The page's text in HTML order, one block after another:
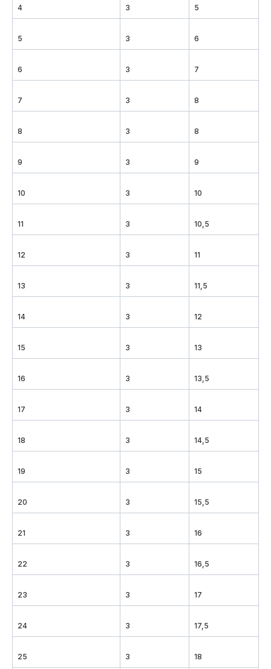
4 3 5
5 3 6
6 3 7
7 3 8
8 3 8
9 3 9
10 3 10
11 3 10,5
12 3 11
13 3 11,5
14 3 12
15 3 13
16 3 13,5
17 3 14
18 3 14,5
19 3 15
20 3 15,5
21 3 16
22 3 16,5
23 3 17
24 3 17,5
25 3 18